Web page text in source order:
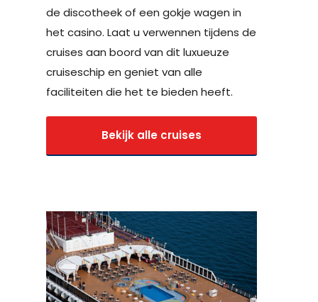
de discotheek of een gokje wagen in
het casino. Laat u verwennen tijdens de
cruises aan boord van dit luxueuze
cruiseschip en geniet van alle
faciliteiten die het te bieden heeft.
Bekijk alle cruises